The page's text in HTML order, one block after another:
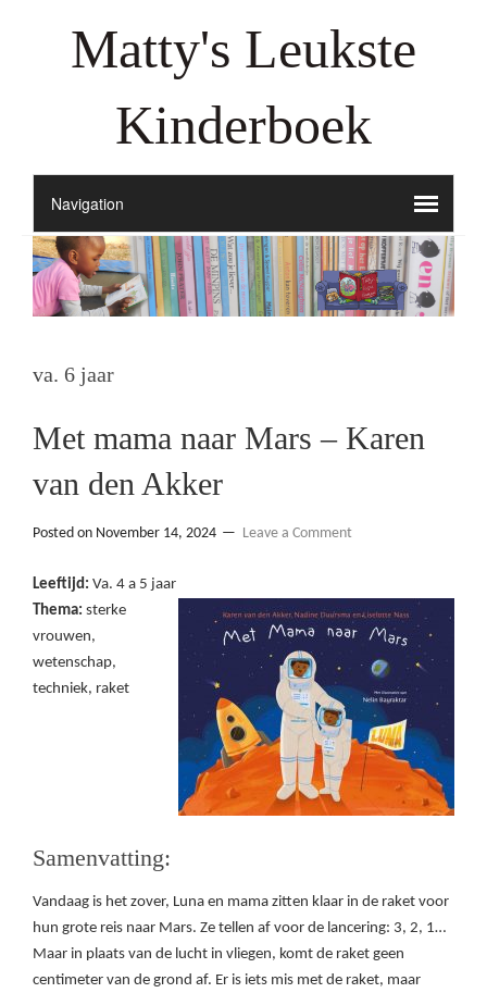
Matty's Leukste
Kinderboek
va. 6 jaar
Met mama naar Mars – Karen
van den Akker
Posted on November 14, 2024 Leave a Comment
Leeftijd: Va. 4 a 5 jaar
Thema: sterke
vrouwen,
wetenschap,
techniek, raket
Samenvatting:
Vandaag is het zover, Luna en mama zitten klaar in de raket voor
hun grote reis naar Mars. Ze tellen af voor de lancering: 3, 2, 1…
Maar in plaats van de lucht in vliegen, komt de raket geen
centimeter van de grond af. Er is iets mis met de raket, maar